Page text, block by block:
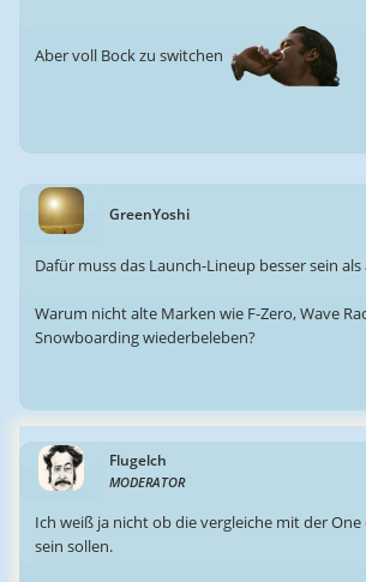
Aber voll Bock zu switchen
GreenYoshi
Dafür muss das Launch-Lineup besser sein als
Warum nicht alte Marken wie F-Zero, Wave
Snowboarding wiederbeleben?
Flugelch
MODERATOR
Ich weiß ja nicht ob die vergleiche mit der
sein sollen.